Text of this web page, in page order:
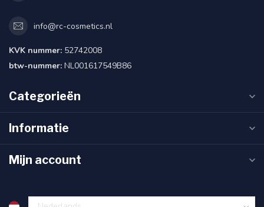
info@rc-cosmetics.nl
KVK nummer: 52742008
btw-nummer: NL001617549B86
Categorieën
Informatie
Mijn account